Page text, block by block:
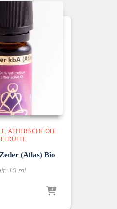
ÄTHERISCHE ÖLE
(Atlas) Bio
10 ml